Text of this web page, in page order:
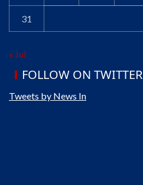
31
« Jul
FOLLOW ON TWITTER
Tweets by News In